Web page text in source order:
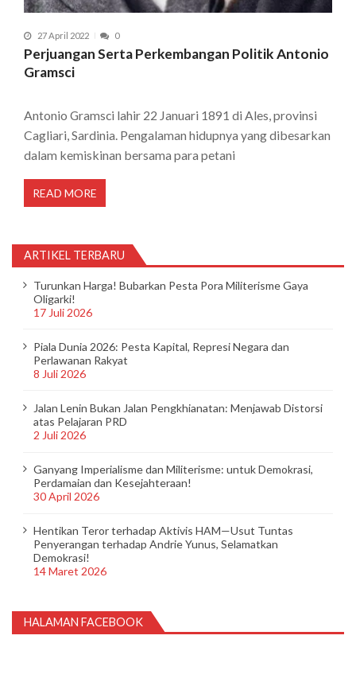
27 April 2022 0
Perjuangan Serta Perkembangan Politik Antonio
Gramsci
Antonio Gramsci lahir 22 Januari 1891 di Ales, provinsi
Cagliari, Sardinia. Pengalaman hidupnya yang dibesarkan
dalam kemiskinan bersama para petani
READ MORE
ARTIKEL TERBARU
Turunkan Harga! Bubarkan Pesta Pora Militerisme Gaya
Oligarki!
17 Juli 2026
Piala Dunia 2026: Pesta Kapital, Represi Negara dan
Perlawanan Rakyat
8 Juli 2026
Jalan Lenin Bukan Jalan Pengkhianatan: Menjawab Distorsi
atas Pelajaran PRD
2 Juli 2026
Ganyang Imperialisme dan Militerisme: untuk Demokrasi,
Perdamaian dan Kesejahteraan!
30 April 2026
Hentikan Teror terhadap Aktivis HAM—Usut Tuntas
Penyerangan terhadap Andrie Yunus, Selamatkan
Demokrasi!
14 Maret 2026
HALAMAN FACEBOOK